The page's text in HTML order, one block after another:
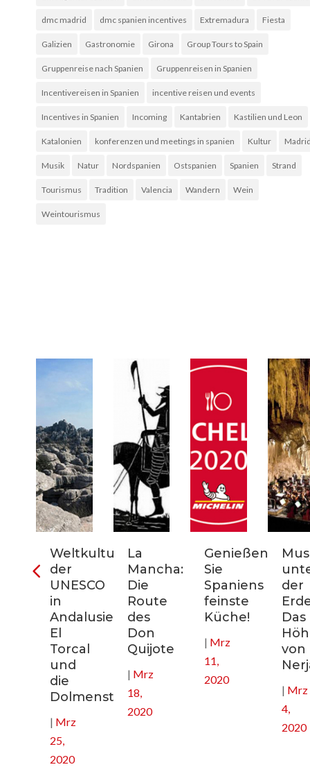
dmc madrid dmc spanien incentives Extremadura Fiesta
Galizien Gastronomie Girona Group Tours to Spain
Gruppenreise nach Spanien Gruppenreisen in Spanien
Incentivereisen in Spanien incentive reisen und events
Incentives in Spanien Incoming Kantabrien Kastilien und Leon
Katalonien konferenzen und meetings in spanien Kultur
Musik Natur Nordspanien Ostspanien Spanien Strand
Tourismus Tradition Valencia Wandern Wein
Weintourismus
Weltkulturerbe
der
UNESCO
in
Andalusien:
El
Torcal
und
die
Dolmenstätten
| Mrz
25,
2020
La
Mancha:
Die
Route
des
Don
Quijote
| Mrz
18,
2020
Genießen
Sie
Spaniens
feinste
Küche!
| Mrz
11,
2020
der
Das
von
| Mrz
4,
2020